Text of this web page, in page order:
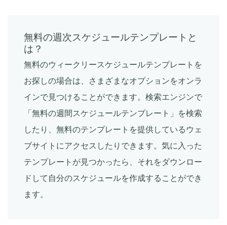
従業員作業スケジュールを作成するための
6つの簡単なステップ
あなたの従業員のスケジュール
Michelle Jaco Oct 12, 2020
異なる形式のスケジュール作成者
Michelle Jaco Oct 12, 2020
Time Management Software
み
Sanchari Chatterjee Apr 12, 2022
Employee Scheduling
1日をより生産的にする10の時間管理スキル
Sanchari Chatterjee Mar 31, 2022
Employee Scheduling
無料の週次スケジュールテンプレートと
は？
無料のウィークリースケジュールテンプレートを
お探しの場合は、さまざまなオプションをオンラ
インで見つけることができます。検索エンジンで
「無料の週間スケジュールテンプレート」を検索
したり、無料のテンプレートを提供しているウェ
ブサイトにアクセスしたりできます。気に入った
テンプレートが見つかったら、それをダウンロー
ドして自分のスケジュールを作成することができ
ます。